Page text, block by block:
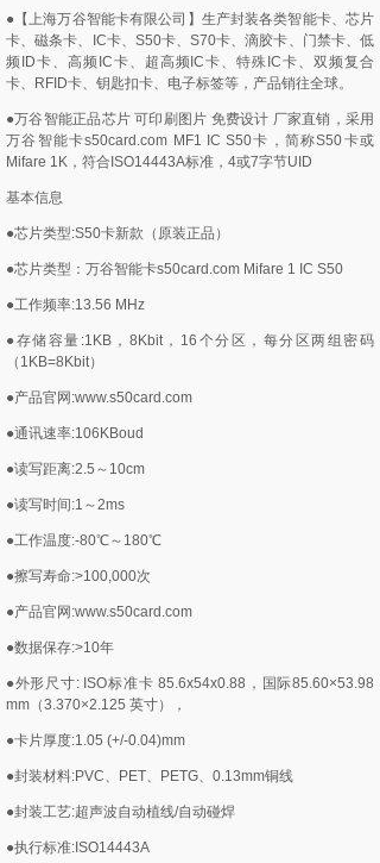
●【上海万谷智能卡有限公司】生产封装各类智能卡、芯片
卡、磁条卡、IC卡、S50卡、S70卡、滴胶卡、门禁卡、低
频ID卡、高频IC卡、超高频IC卡、特殊IC卡、双频复合
卡、RFID卡、钥匙扣卡、电子标签等，产品销往全球。
●万谷智能正品芯片 可印刷图片 免费设计 厂家直销，采用
万谷智能卡s50card.com MF1 IC S50卡，简称S50卡或
Mifare 1K，符合ISO14443A标准，4或7字节UID
基本信息
●芯片类型:S50卡新款（原装正品）
●芯片类型：万谷智能卡s50card.com Mifare 1 IC S50
●工作频率:13.56 MHz
●存储容量:1KB，8Kbit，16个分区，每分区两组密码
（1KB=8Kbit）
●产品官网:www.s50card.com
●通讯速率:106KBoud
●读写距离:2.5～10cm
●读写时间:1～2ms
●工作温度:-80℃～180℃
●擦写寿命:>100,000次
●产品官网:www.s50card.com
●数据保存:>10年
●外形尺寸: ISO标准卡 85.6x54x0.88，国际85.60×53.98
mm（3.370×2.125 英寸），
●卡片厚度:1.05 (+/-0.04)mm
●封装材料:PVC、PET、PETG、0.13mm铜线
●封装工艺:超声波自动植线/自动碰焊
●执行标准:ISO14443A